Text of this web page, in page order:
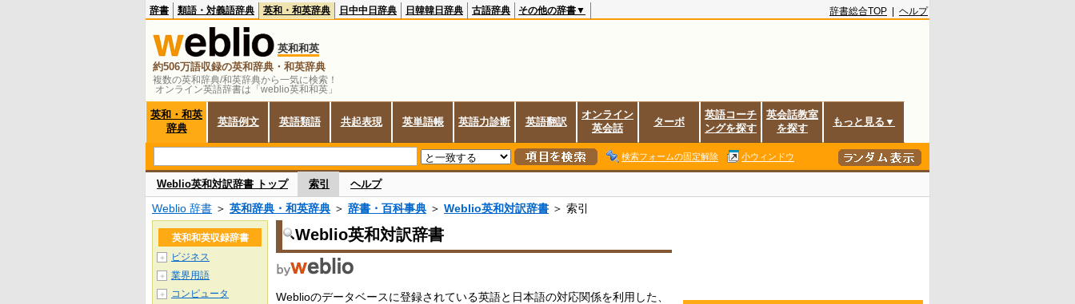
複数の英和辞典/和英辞典から一気に検索！
オンライン英語辞書は「weblio英和和英」
辞書 類語・対義語辞典 英和・和英辞典 日中中日辞典 日韓韓日辞典 古語辞典 その他の辞書▼ 辞書総合TOP ヘルプ
英和和英
約506万語収録の英和辞典・和英辞典
英和・和英
辞典
英語例文 英語類語 共起表現 英単語帳 英語力診断 英語翻訳
オンライン
英会話
ターボ
英語コーチ
ングを探す
英会話教室
を探す
もっと見る▼
検索フォームの固定解除 小ウィンドウ
Weblio英和対訳辞書 トップ 索引 ヘルプ
Weblio 辞書 ＞ 英和辞典・和英辞典 ＞ 辞書・百科事典 ＞ Weblio英和対訳辞書 ＞ 索引
Weblio英和対訳辞書
Weblioのデータベースに登録されている英語と日本語の対応関係を利用した、
英和和英収録辞書
＋ ビジネス
＋ 業界用語
＋ コンピュータ